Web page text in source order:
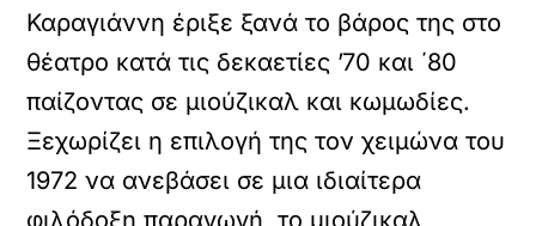
Καραγιάννη έριξε ξανά το βάρος της στο
θέατρο κατά τις δεκαετίες ’70 και ΄80
παίζοντας σε μιούζικαλ και κωμωδίες.
Ξεχωρίζει η επιλογή της τον χειμώνα του
1972 να ανεβάσει σε μια ιδιαίτερα